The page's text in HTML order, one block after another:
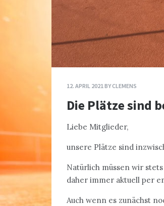
12. APRIL 2021BYCLEMENS
Die Plätze sind
Liebe Mitglieder,
unsere Plätze sind
Natürlich müssen wir
daher immer aktuell per
Auch wenn es zunächst